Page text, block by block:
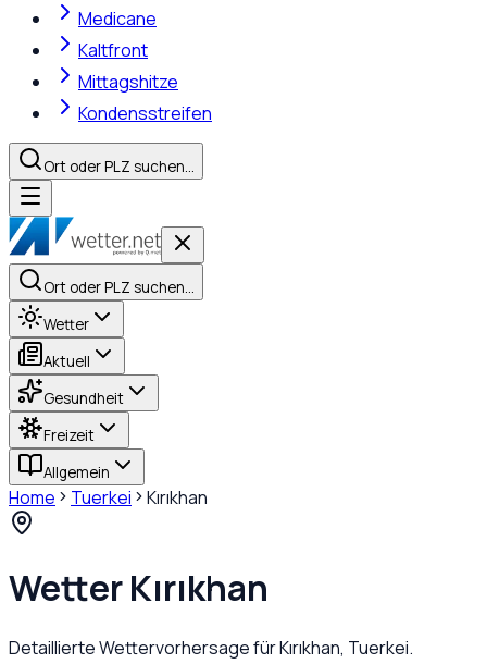
Medicane
Kaltfront
Mittagshitze
Kondensstreifen
Ort oder PLZ suchen…
Ort oder PLZ suchen…
Wetter
Aktuell
Gesundheit
Freizeit
Allgemein
Home Tuerkei Kırıkhan
WetterKırıkhan
Detaillierte Wettervorhersage fürKırıkhan, Tuerkei.